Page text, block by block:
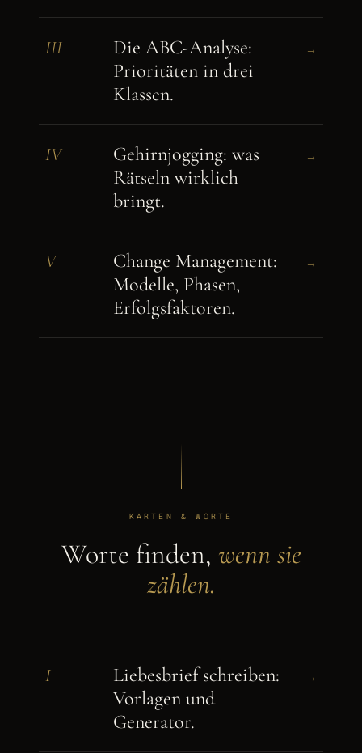
III
Die ABC-Analyse:
Prioritäten in drei
Klassen.
→
IV
Gehirnjogging: was
Rätseln wirklich
bringt.
→
V
Change Management:
Modelle, Phasen,
Erfolgsfaktoren.
→
KARTEN & WORTE
Worte finden, wenn sie
zählen.
I
Liebesbrief schreiben:
Vorlagen und
Generator.
→